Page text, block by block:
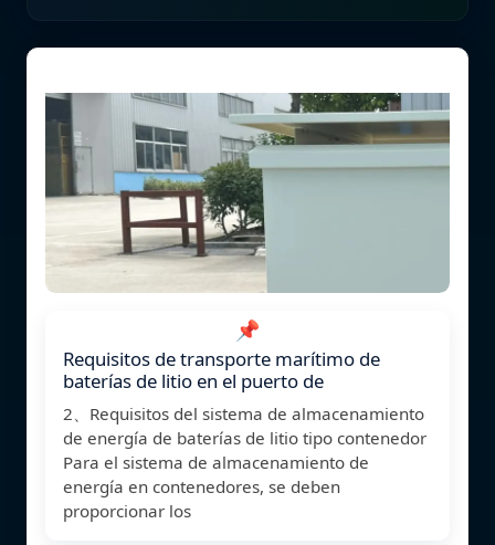
📌
Requisitos de transporte marítimo de
baterías de litio en el puerto de
2、Requisitos del sistema de almacenamiento
de energía de baterías de litio tipo contenedor
Para el sistema de almacenamiento de
energía en contenedores, se deben
proporcionar los